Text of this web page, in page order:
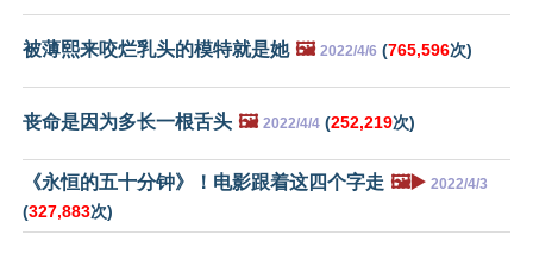
被薄熙来咬烂乳头的模特就是她 🖼️ 2022/4/6 (765,596次)
丧命是因为多长一根舌头 🖼️ 2022/4/4 (252,219次)
《永恒的五十分钟》！电影跟着这四个字走 🖼️▶️ 2022/4/3
(327,883次)